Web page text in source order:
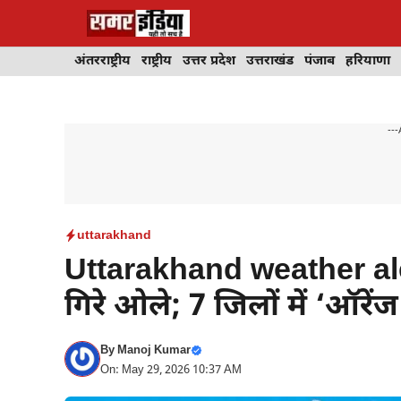
अंतरराष्ट्रीय राष्ट्रीय उत्तर प्रदेश उत्तराखंड पंजाब हरियाणा
---
uttarakhand
Uttarakhand weather
गिरे ओले; 7 जिलों में ‘ऑरेंज
ByManoj Kumar
On: May 29, 2026 10:37 AM